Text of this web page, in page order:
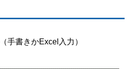
手書きかExcel入力）